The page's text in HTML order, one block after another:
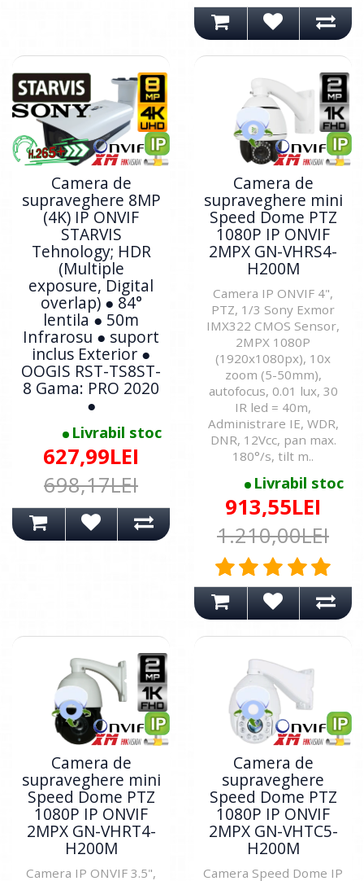
Camera de
supraveghere 8MP
(4K) IP ONVIF
STARVIS
Tehnology; HDR
(Multiple
exposure, Digital
overlap) ● 84°
lentila ● 50m
Infrarosu ● suport
inclus Exterior ●
OOGIS RST-TS8ST-
8 Gama: PRO 2020
●
Livrabil stoc
627,99LEI
698,17LEI
Camera de
supraveghere mini
Speed Dome PTZ
1080P IP ONVIF
2MPX GN-VHRS4-
H200M
Camera IP ONVIF 4",
PTZ, 1/3 Sony Exmor
IMX322 CMOS Sensor,
2MPX 1080P
(1920x1080px), 10x
zoom (5-50mm),
autofocus, 0.01 lux, 30
IR led = 40m,
Administrare IE, WDR,
DNR, 12Vcc, pan max.
180°/s, tilt m..
Livrabil stoc
913,55LEI
1.210,00LEI
Camera de
supraveghere mini
Speed Dome PTZ
1080P IP ONVIF
2MPX GN-VHRT4-
H200M
Camera IP ONVIF 3.5",
Camera de
supraveghere
Speed Dome PTZ
1080P IP ONVIF
2MPX GN-VHTC5-
H200M
Camera Speed Dome IP